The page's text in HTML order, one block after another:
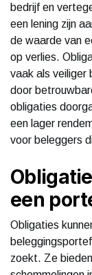
bedrijf en
een lening zijn
de waarde van
op verlies.
vaak als veiliger
door
obligaties
een lager
voor beleggers
een
Obligaties
zoekt. Ze